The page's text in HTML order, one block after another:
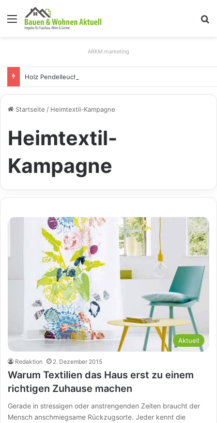
Menü
ARKM.marketing
Startseite / Heimtextil-Kampagne
Heimtextil-
Kampagne
Aktuell
Redaktion 2. Dezember 2015
Warum Textilien das Haus erst zu einem
richtigen Zuhause machen
Gerade in stressigen oder anstrengenden Zeiten braucht der
Mensch anschmiegsame Rückzugsorte. Jeder kennt die